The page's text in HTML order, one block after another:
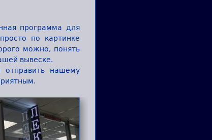
программа для
по картинке
можно, понять
вывеске.
отправить нашему